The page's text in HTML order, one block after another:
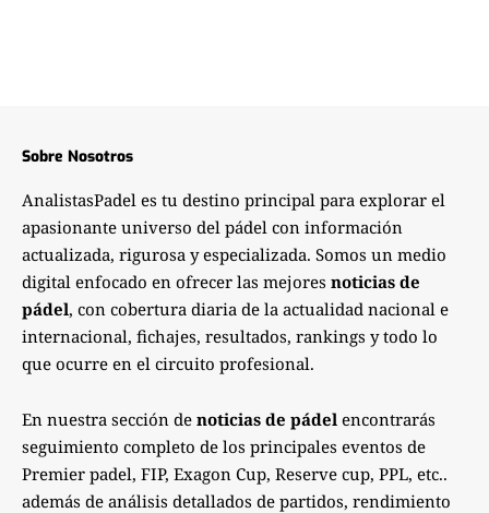
Sobre Nosotros
AnalistasPadel es tu destino principal para explorar el
apasionante universo del pádel con información
actualizada, rigurosa y especializada. Somos un medio
digital enfocado en ofrecer las mejores noticias de
pádel, con cobertura diaria de la actualidad nacional e
internacional, fichajes, resultados, rankings y todo lo
que ocurre en el circuito profesional.
En nuestra sección de noticias de pádel encontrarás
seguimiento completo de los principales eventos de
Premier padel, FIP, Exagon Cup, Reserve cup, PPL, etc..
además de análisis detallados de partidos, rendimiento